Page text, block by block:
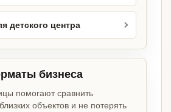
детского центра
бизнеса
помогают сравнить
объектов и не потерять